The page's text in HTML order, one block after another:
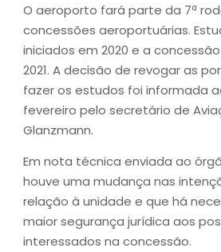
O aeroporto fará parte da 7ª
concessões aeroportuárias.
iniciados em 2020 e a
2021. A decisão de revogar as
fazer os estudos foi informada
fevereiro pelo secretário de
Glanzmann.
Em nota técnica enviada ao
houve uma mudança nas
relação à unidade e que há
maior segurança jurídica aos
interessados na concessão.